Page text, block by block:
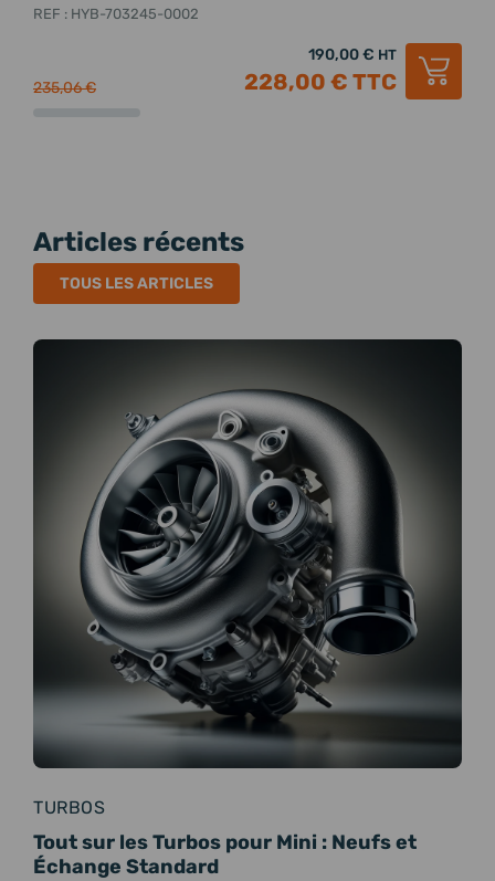
REF : HYB-703245-0002
235,06 €
190,00 € HT
228,00 € TTC
Articles récents
TOUS LES ARTICLES
TURBOS
Tout sur les Turbos pour Mini : Neufs et
Échange Standard